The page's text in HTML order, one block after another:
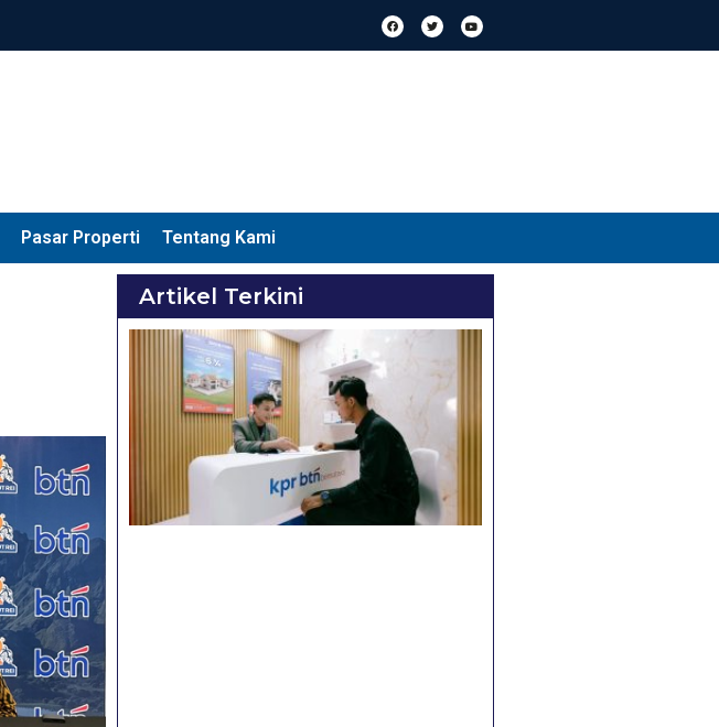
Pasar Properti Tentang Kami
Artikel Terkini